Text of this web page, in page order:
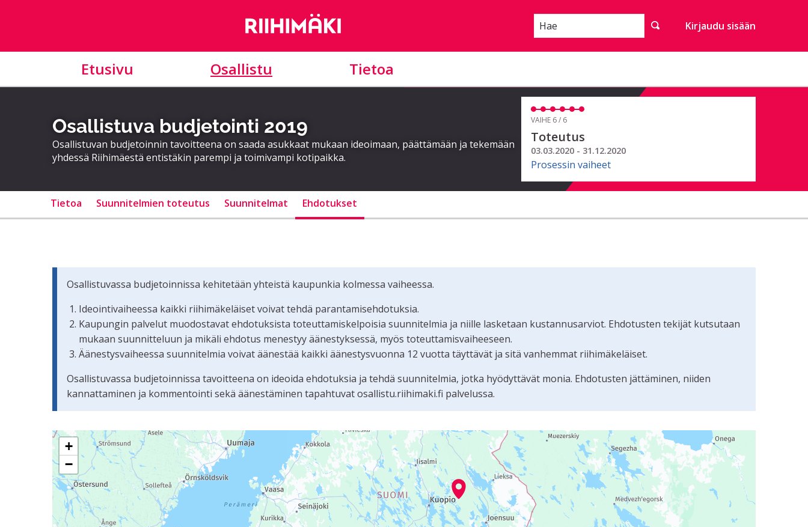
Hae Kirjaudu sisään
Etusivu Osallistu Tietoa
Osallistuva budjetointi 2019
Osallistuvan budjetoinnin tavoitteena on saada asukkaat mukaan ideoimaan, päättämään ja tekemään
yhdessä Riihimäestä entistäkin parempi ja toimivampi kotipaikka.
VAIHE 6 / 6
Toteutus
03.03.2020 - 31.12.2020
Prosessin vaiheet
Tietoa Suunnitelmien toteutus Suunnitelmat Ehdotukset
Osallistuvassa budjetoinnissa kehitetään yhteistä kaupunkia kolmessa vaiheessa.
Ideointivaiheessa kaikki riihimäkeläiset voivat tehdä parantamisehdotuksia.
Kaupungin palvelut muodostavat ehdotuksista toteuttamiskelpoisia suunnitelmia ja niille lasketaan kustannusarviot. Ehdotusten tekijät kutsutaan
mukaan suunnitteluun ja mikäli ehdotus menestyy äänestyksessä, myös toteuttamisvaiheeseen.
Äänestysvaiheessa suunnitelmia voivat äänestää kaikki äänestysvuonna 12 vuotta täyttävät ja sitä vanhemmat riihimäkeläiset.
Osallistuvassa budjetoinnissa tavoitteena on ideoida ehdotuksia ja tehdä suunnitelmia, jotka hyödyttävät monia. Ehdotusten jättäminen, niiden
kannattaminen ja kommentointi sekä äänestäminen tapahtuvat osallistu.riihimaki.fi palvelussa.
Seuraavassa elementissä on kartta, joka esittää tämän sivun tietueet karttapisteinä. Elementtiä voi käyttää ruudunlukijalla, mutta se voi olla vaikeaselkoinen.
+
−